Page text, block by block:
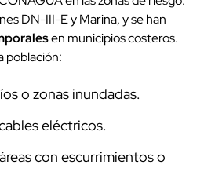
DN-III-E y Marina, y se han
en municipios costeros.
población:
o zonas inundadas.
eléctricos.
con escurrimientos o